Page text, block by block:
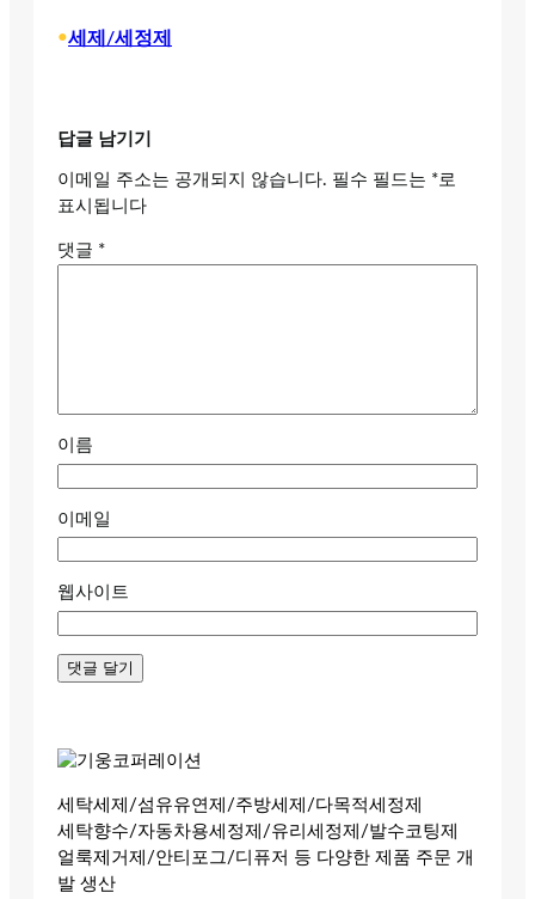
•세제/세정제
답글 남기기
이메일 주소는 공개되지 않습니다. 필수 필드는 *로
표시됩니다
댓글 *
이름
이메일
웹사이트
세탁세제/섬유유연제/주방세제/다목적세정제
세탁향수/자동차용세정제/유리세정제/발수코팅제
얼룩제거제/안티포그/디퓨저 등 다양한 제품 주문 개
발 생산